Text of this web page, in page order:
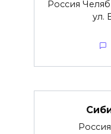
Россия
ул.